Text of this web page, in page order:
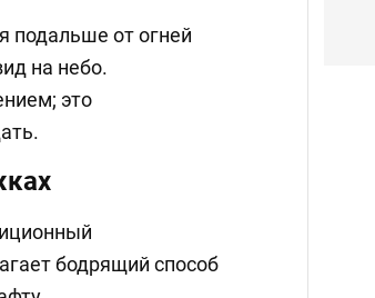
подальше от огней
на небо.
это
бодрящий способ